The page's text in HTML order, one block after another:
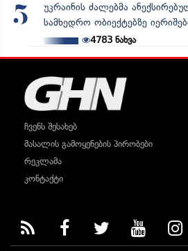
5
უკრაინის ძალებმა
სამხედრო ობიექტებზე
4783ნახვა
ჩვენს შესახებ
მასალის გამოყენების პირობები
რეკლამა
კონტაქტი